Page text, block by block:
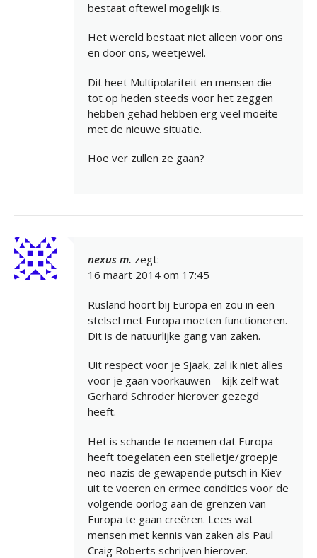
bestaat oftewel mogelijk is.
Het wereld bestaat niet alleen voor ons
en door ons, weetjewel.
Dit heet Multipolariteit en mensen die
tot op heden steeds voor het zeggen
hebben gehad hebben erg veel moeite
met de nieuwe situatie.
Hoe ver zullen ze gaan?
nexus m. zegt:
16 maart 2014 om 17:45
Rusland hoort bij Europa en zou in een
stelsel met Europa moeten functioneren.
Dit is de natuurlijke gang van zaken.
Uit respect voor je Sjaak, zal ik niet alles
voor je gaan voorkauwen – kijk zelf wat
Gerhard Schroder hierover gezegd
heeft.
Het is schande te noemen dat Europa
heeft toegelaten een stelletje/groepje
neo-nazis de gewapende putsch in Kiev
uit te voeren en ermee condities voor de
volgende oorlog aan de grenzen van
Europa te gaan creëren. Lees wat
mensen met kennis van zaken als Paul
Craig Roberts schrijven hierover.